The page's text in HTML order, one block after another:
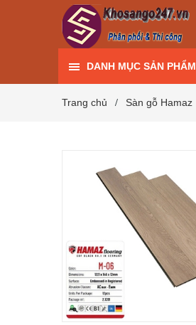
DANH MỤC SẢN PHẨM
Trang chủ / Sàn gỗ Hamaz